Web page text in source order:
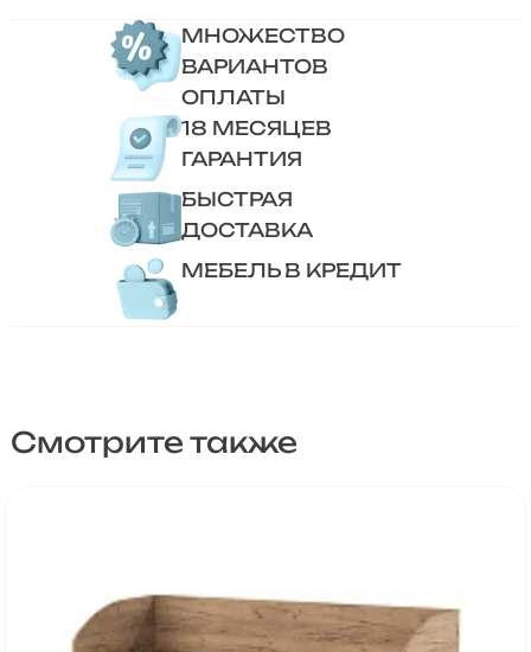
МНОЖЕСТВО
ВАРИАНТОВ
ОПЛАТЫ
18 МЕСЯЦЕВ
ГАРАНТИЯ
БЫСТРАЯ
ДОСТАВКА
МЕБЕЛЬ В КРЕДИТ
Смотрите также